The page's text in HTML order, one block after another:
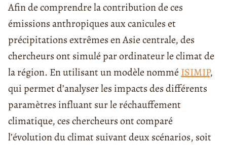
Afin de comprendre la contribution de ces
émissions anthropiques aux canicules et
précipitations extrêmes en Asie centrale, des
chercheurs ont simulé par ordinateur le climat de
la région. En utilisant un modèle nommé ISIMIP,
qui permet d’analyser les impacts des différents
paramètres influant sur le réchauffement
climatique, ces chercheurs ont comparé
l’évolution du climat suivant deux scénarios, soit